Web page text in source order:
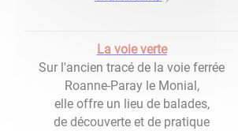
La voie verte
Sur l'ancien tracé de la voie ferrée
Roanne-Paray le Monial,
elle offre un lieu de balades,
de découverte et de pratique